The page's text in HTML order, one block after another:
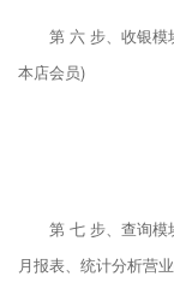
第 六 步、收银
本店会员)
第 七 步、查询模
月报表、统计分析营